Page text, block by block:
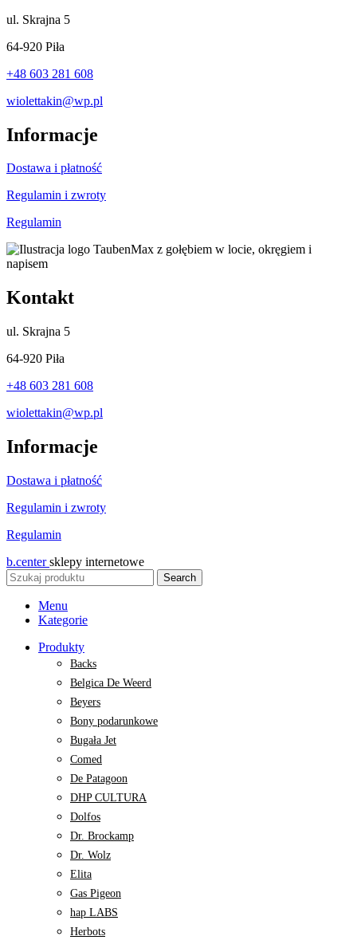
ul. Skrajna 5
64-920 Piła
+48 603 281 608
wiolettakin@wp.pl
Informacje
Dostawa i płatność
Regulamin i zwroty
Regulamin
Kontakt
ul. Skrajna 5
64-920 Piła
+48 603 281 608
wiolettakin@wp.pl
Informacje
Dostawa i płatność
Regulamin i zwroty
Regulamin
b.centersklepy internetowe
Search
Menu
Kategorie
Produkty
Backs
Belgica De Weerd
Beyers
Bony podarunkowe
Bugała Jet
Comed
De Patagoon
DHP CULTURA
Dolfos
Dr. Brockamp
Dr. Wolz
Elita
Gas Pigeon
hap LABS
Herbots